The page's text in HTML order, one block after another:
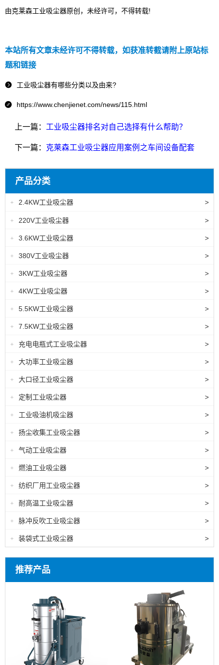
由克莱森工业吸尘器原创，未经许可，不得转载!
本站所有文章未经许可不得转载，如获准转截请附上原站标
题和链接
 工业吸尘器有哪些分类以及由来?
 https://www.chenjienet.com/news/115.html
上一篇： 工业吸尘器排名对自己选择有什么帮助？
下一篇： 克莱森工业吸尘器应用案例之车间设备配套
产品分类
+ 2.4KW工业吸尘器 >
+ 220V工业吸尘器 >
+ 3.6KW工业吸尘器 >
+ 380V工业吸尘器 >
+ 3KW工业吸尘器 >
+ 4KW工业吸尘器 >
+ 5.5KW工业吸尘器 >
+ 7.5KW工业吸尘器 >
+ 充电电瓶式工业吸尘器 >
+ 大功率工业吸尘器 >
+ 大口径工业吸尘器 >
+ 定制工业吸尘器 >
+ 工业吸油机吸尘器 >
+ 扬尘收集工业吸尘器 >
+ 气动工业吸尘器 >
+ 燃油工业吸尘器 >
+ 纺织厂用工业吸尘器 >
+ 耐高温工业吸尘器 >
+ 脉冲反吹工业吸尘器 >
+ 装袋式工业吸尘器 >
推荐产品